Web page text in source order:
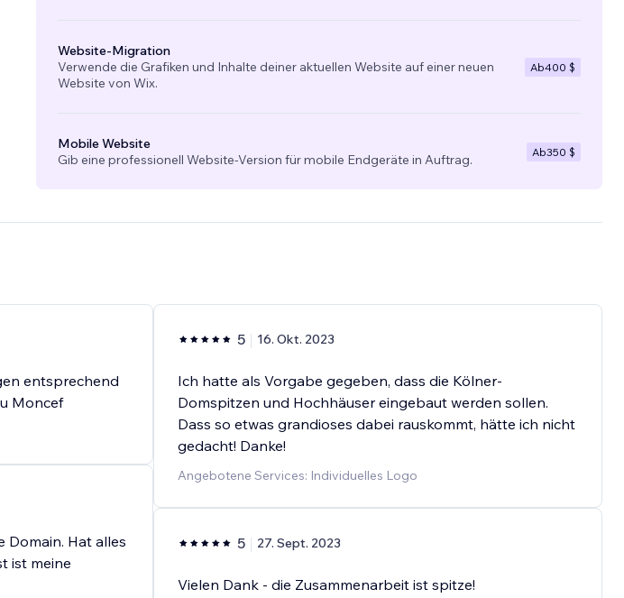
Website-Migration
Verwende die Grafiken und Inhalte deiner aktuellen Website auf einer neuen
Website von Wix.
Ab400 $
Mobile Website
Gib eine professionell Website-Version für mobile Endgeräte in Auftrag.
Ab350 $
entsprechend
Moncef
Domain. Hat alles
ist meine
5 16. Okt. 2023
Ich hatte als Vorgabe gegeben, dass die Kölner-
Domspitzen und Hochhäuser eingebaut werden sollen.
Dass so etwas grandioses dabei rauskommt, hätte ich nicht
gedacht! Danke!
Angebotene Services: Individuelles Logo
5 27. Sept. 2023
Vielen Dank - die Zusammenarbeit ist spitze!